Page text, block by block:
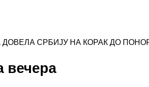
СРБИЈУ НА КОРАК ДО
вечера